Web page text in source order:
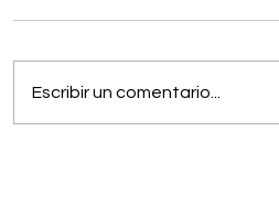
Escribir un comentario...